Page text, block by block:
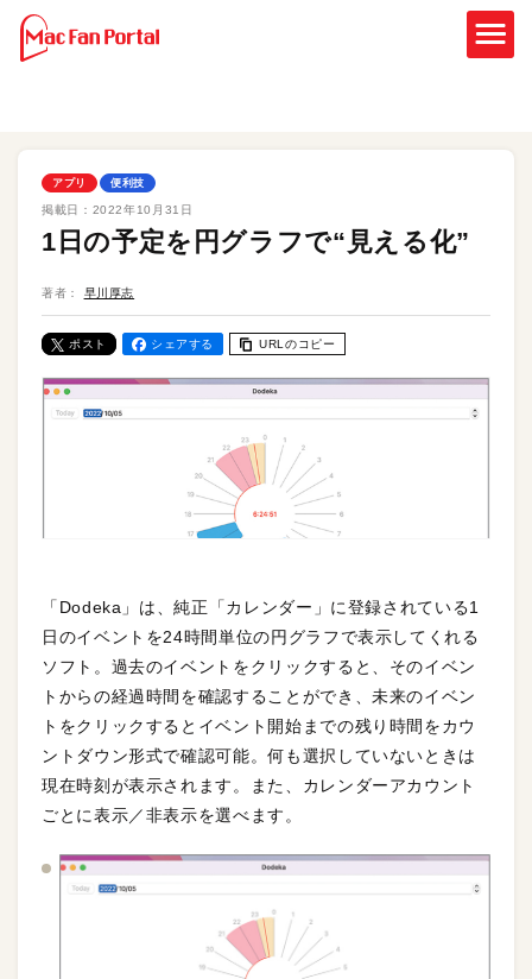
アプリ 便利技
掲載日： 2022年10月31日
1日の予定を円グラフで“見える化”
著者： 早川厚志
ポスト シェアする URLのコピー
「Dodeka」は、純正「カレンダー」に登録されている1
日のイベントを24時間単位の円グラフで表示してくれる
ソフト。過去のイベントをクリックすると、そのイベン
トからの経過時間を確認することができ、未来のイベン
トをクリックするとイベント開始までの残り時間をカウ
ントダウン形式で確認可能。何も選択していないときは
現在時刻が表示されます。また、カレンダーアカウント
ごとに表示／非表示を選べます。